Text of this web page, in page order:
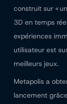
construit sur «
3D en temps
expériences
utilisateur est
meilleurs jeux.
Metapolis a
lancement